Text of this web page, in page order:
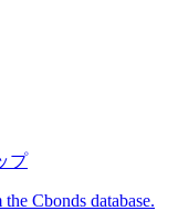
プ
Cbonds database.